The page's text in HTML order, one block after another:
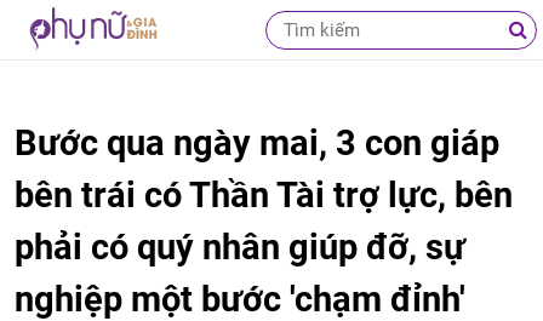
Bước qua ngày mai, 3 con giáp
bên trái có Thần Tài trợ lực, bên
phải có quý nhân giúp đỡ, sự
nghiệp một bước 'chạm đỉnh'